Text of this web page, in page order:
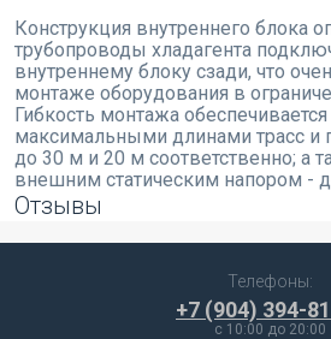
Конструкция внутреннего блока
трубопроводы хладагента
внутреннему блоку сзади, что
монтаже оборудования в
Гибкость монтажа
максимальными длинами трасс и
до 30 м и 20 м соответственно; а
внешним статическим напором -
Отзывы
Телефоны:
+7 (904) 394-
c 10:00 до 20:00